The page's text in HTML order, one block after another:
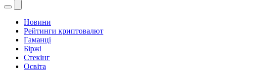
Новини
Рейтинги криптовалют
Гаманці
Біржі
Стекінг
Освіта